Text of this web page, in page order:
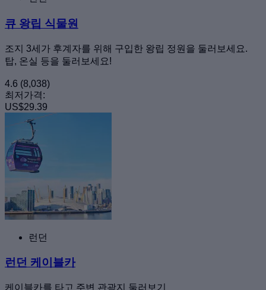
큐 왕립 식물원
조지 3세가 후계자를 위해 구입한 왕립 정원을 둘러보세요.
탑, 온실 등을 둘러보세요!
4.6 (8,038)
최저가격:
US$29.39
런던
런던 케이블카
케이블카를 타고 주변 관광지 둘러보기